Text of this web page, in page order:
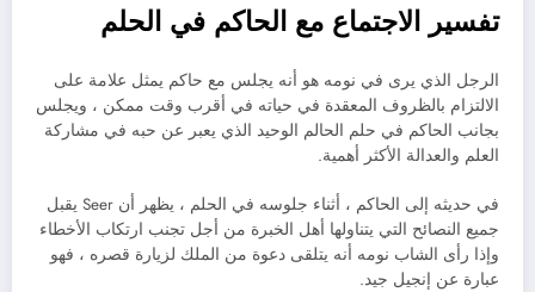
تفسير الاجتماع مع الحاكم في الحلم
الرجل الذي يرى في نومه هو أنه يجلس مع حاكم يمثل علامة على
الالتزام بالظروف المعقدة في حياته في أقرب وقت ممكن ، ويجلس
بجانب الحاكم في حلم الحالم الوحيد الذي يعبر عن حبه في مشاركة
العلم والعدالة الأكثر أهمية.
في حديثه إلى الحاكم ، أثناء جلوسه في الحلم ، يظهر أن Seer يقبل
جميع النصائح التي يتناولها أهل الخبرة من أجل تجنب ارتكاب الأخطاء
وإذا رأى الشاب نومه أنه يتلقى دعوة من الملك لزيارة قصره ، فهو
عبارة عن إنجيل جيد.